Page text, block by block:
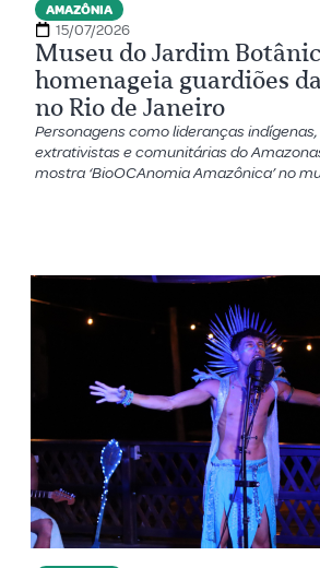
AMAZÔNIA
15/07/2026
Museu do Jardim
homenageia guardiões
no Rio de Janeiro
Personagens como lideranças
extrativistas e comunitárias do
mostra ‘BioOCAnomia Amazônica’ no